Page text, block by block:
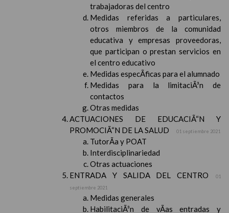
trabajadoras del centro
Medidas referidas a particulares,
otros miembros de la comunidad
educativa y empresas proveedoras,
que participan o prestan servicios en
el centro educativo
Medidas especÃ­ficas para el alumnado
Medidas para la limitaciÃ³n de
contactos
Otras medidas
ACTUACIONES DE EDUCACIÃ“N Y
PROMOCIÃ“N DE LA SALUD
01 septiembre 2021
TutorÃ­a y POAT
Interdisciplinariedad
Otras actuaciones
ENTRADA Y SALIDA DEL CENTRO
01
septiembre 2021
Medidas generales
HabilitaciÃ³n de vÃ­as entradas y